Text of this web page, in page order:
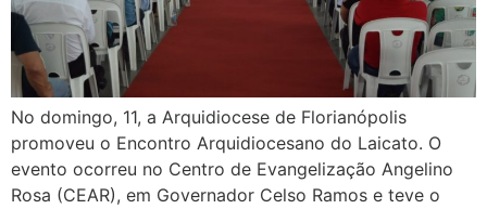
No domingo, 11, a Arquidiocese de Florianópolis
promoveu o Encontro Arquidiocesano do Laicato. O
evento ocorreu no Centro de Evangelização Angelino
Rosa (CEAR), em Governador Celso Ramos e teve o